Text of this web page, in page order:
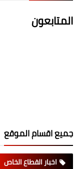
المتابعون
جميع اقسام الموقع
اخبار القطاع الخاص